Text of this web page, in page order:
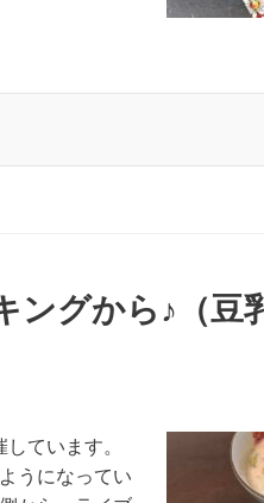
ングから♪（豆
ています。
うになってい